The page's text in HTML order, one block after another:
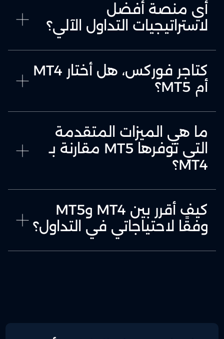
أي منصة أفضل
لاستراتيجيات التداول الآلي؟
كتاجر فوركس، هل أختار MT4
أم MT5؟
ما هي الميزات المتقدمة
التي توفرها MT5 مقارنة بـ
MT4؟
كيف أقرر بين MT4 وMT5
وفقًا لاحتياجاتي في التداول؟